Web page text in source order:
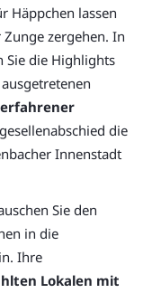
Häppchen lassen
zergehen. In
Sie die Highlights
die
Innenstadt
Sie den
in die
Ihre
Lokalen mit